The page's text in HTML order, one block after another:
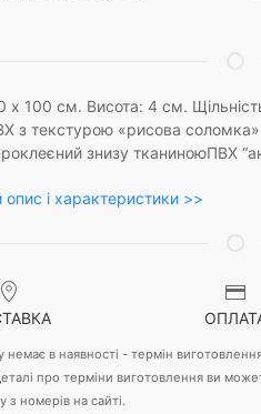
х 100 см. Висота: 4 см.
з текстурою «рисова соломка»
знизу тканиноюПВХ
і характеристики >>
в наявності - термін
про терміни виготовлення ви
з номерів на сайті.